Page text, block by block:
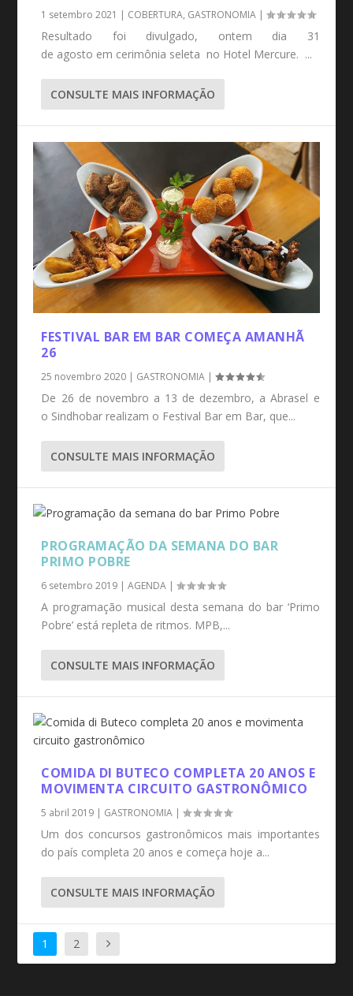
1 setembro 2021 | COBERTURA, GASTRONOMIA |
Resultado foi divulgado, ontem dia 31
de agosto em cerimônia seleta no Hotel Mercure. ...
CONSULTE MAIS INFORMAÇÃO
FESTIVAL BAR EM BAR COMEÇA AMANHÃ
26
25 novembro 2020 | GASTRONOMIA |
De 26 de novembro a 13 de dezembro, a Abrasel e
o Sindhobar realizam o Festival Bar em Bar, que...
CONSULTE MAIS INFORMAÇÃO
PROGRAMAÇÃO DA SEMANA DO BAR
PRIMO POBRE
6 setembro 2019 |AGENDA |
A programação musical desta semana do bar ‘Primo
Pobre’ está repleta de ritmos. MPB,...
CONSULTE MAIS INFORMAÇÃO
COMIDA DI BUTECO COMPLETA 20 ANOS E
MOVIMENTA CIRCUITO GASTRONÔMICO
5 abril 2019 | GASTRONOMIA |
Um dos concursos gastronômicos mais importantes
do país completa 20 anos e começa hoje a...
CONSULTE MAIS INFORMAÇÃO
1 2